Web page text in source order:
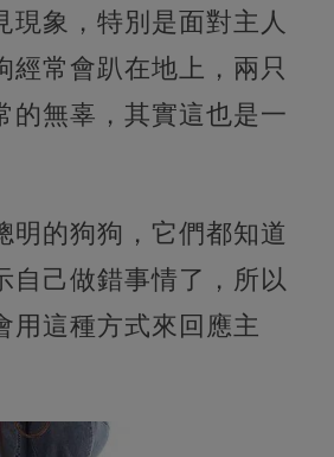
現象，特別是面對主人
經常會趴在地上，兩只
的無辜，其實這也是一
明的狗狗，它們都知道
自己做錯事情了，所以
用這種方式來回應主